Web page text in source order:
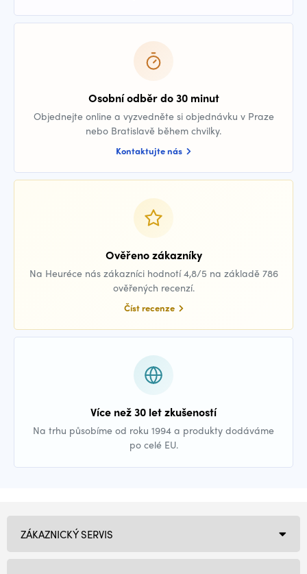
Osobní odběr do 30 minut
Objednejte online a vyzvedněte si objednávku v Praze
nebo Bratislavě během chvilky.
Kontaktujte nás
Ověřeno zákazníky
Na Heuréce nás zákazníci hodnotí 4,8/5 na základě 786
ověřených recenzí.
Číst recenze
Více než 30 let zkušeností
Na trhu působíme od roku 1994 a produkty dodáváme
po celé EU.
ZÁKAZNICKÝ SERVIS